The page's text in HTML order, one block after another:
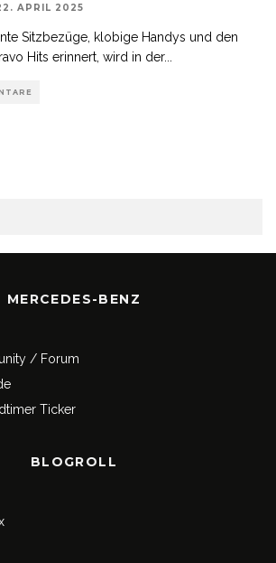
APRIL 2025
Sitzbezüge, klobige Handys und den
Hits erinnert, wird in der...
MERCEDES-BENZ
/ Forum
Ticker
BLOGROLL